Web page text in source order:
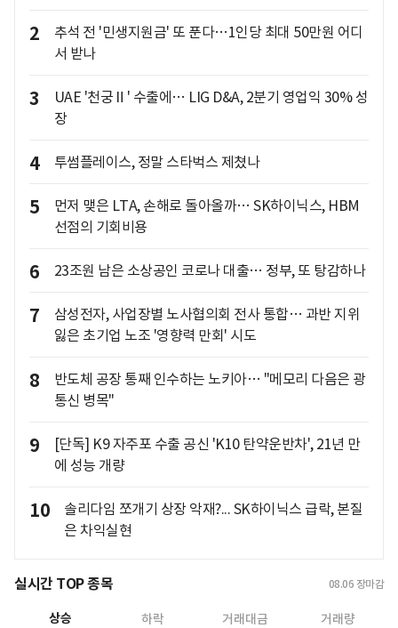
2
추석 전 '민생지원금' 또 푼다…1인당 최대 50만원 어디
서 받나
3
UAE '천궁Ⅱ' 수출에… LIG D&A, 2분기 영업익 30% 성
장
4 투썸플레이스, 정말 스타벅스 제쳤나
5
먼저 맺은 LTA, 손해로 돌아올까… SK하이닉스, HBM
선점의 기회비용
6 23조원 남은 소상공인 코로나 대출… 정부, 또 탕감하나
7
삼성전자, 사업장별 노사협의회 전사 통합… 과반 지위
잃은 초기업 노조 '영향력 만회' 시도
8
반도체 공장 통째 인수하는 노키아… "메모리 다음은 광
통신 병목"
9
[단독] K9 자주포 수출 공신 'K10 탄약운반차', 21년 만
에 성능 개량
10
솔리다임 쪼개기 상장 악재?... SK하이닉스 급락, 본질
은 차익실현
실시간 TOP 종목 08.06 장마감
상승 하락 거래대금 거래량